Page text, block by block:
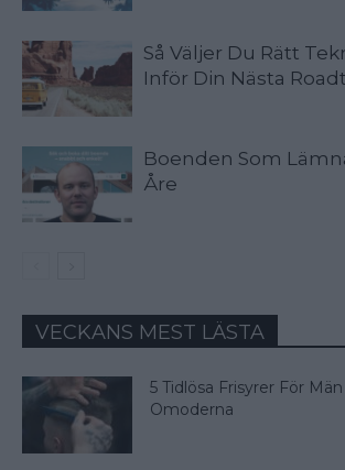
Så Väljer Du Rätt
Inför Din Nästa
Boenden Som
Åre
VECKANS MEST LÄSTA
5 Tidlösa Frisyrer För
Omoderna